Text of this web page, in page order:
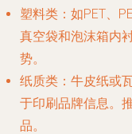
塑料类：如PET、
真空袋和泡沫箱内
势。
纸质类：牛皮纸或
于印刷品牌信息。
品。